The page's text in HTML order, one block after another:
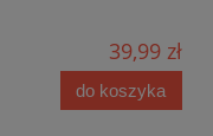
39,99 zł
do koszyka